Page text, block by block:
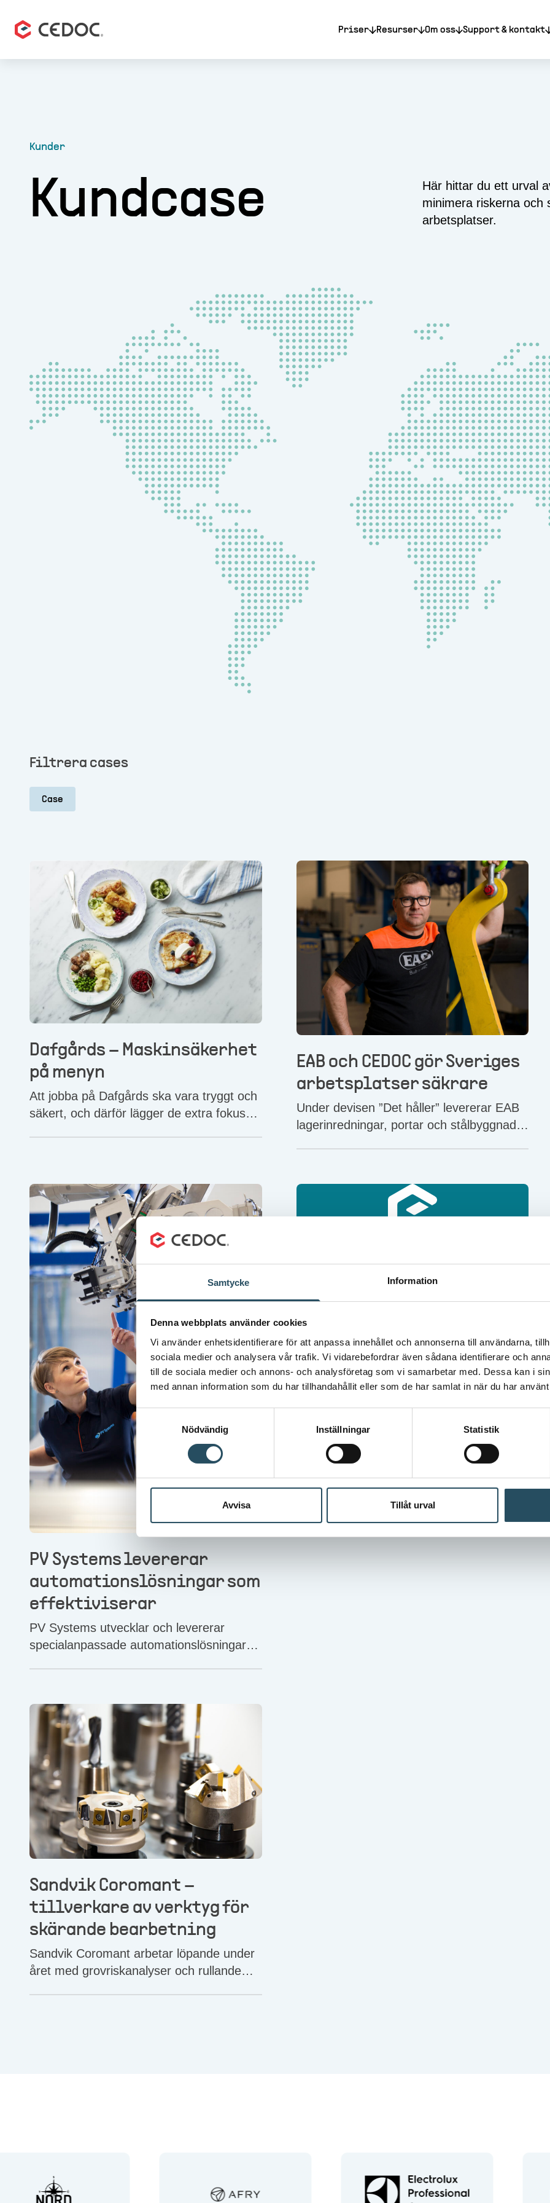
Samtycke Information
Denna webbplats använder cookies
Vi använder enhetsidentifierare för att anpassa innehållet och annonserna till användarna,
sociala medier och analysera vår trafik. Vi vidarebefordrar även sådana identifierare och
till de sociala medier och annons- och analysföretag som vi samarbetar med. Dessa kan i
med annan information som du har tillhandahållit eller som de har samlat in när du har
Samtyckesval
Nödvändig
Inställningar Statistik
Avvisa Tillåt urval
Priser Resurser Om oss Support & kontakt
Kunder
Kundcase
Här hittar du ett urval
minimera riskerna och
arbetsplatser.
Filtrera cases
Case
Dafgårds – Maskinsäkerhet
på menyn
Att jobba på Dafgårds ska vara tryggt och
säkert, och därför lägger de extra fokus
EAB och CEDOC gör Sveriges
arbetsplatser säkrare
Under devisen ”Det håller” levererar EAB
lagerinredningar, portar och stålbyggnader
och säker arbetsplats är prio ett. Därför
har man valt att jobba med CEDOC.
PV Systems levererar
automationslösningar som
effektiviserar
PV Systems utvecklar och levererar
specialanpassade automationslösningar till
Kinnarps AB – Tillverkare
av inredningslösningar
och möbler
en viktig del av verksamheten. Och med
ett stort internt engagemang involveras
många olika roller i
Sandvik Coromant –
tillverkare av verktyg för
skärande bearbetning
Sandvik Coromant arbetar löpande under
året med grovriskanalyser och rullande